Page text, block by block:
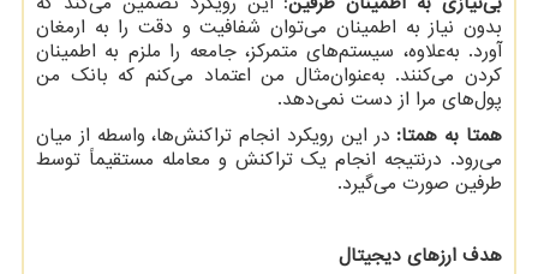
بدون نیاز به اطمینان می‌توان شفافیت و دقت را به ارمغان
آورد. به‌علاوه، سیستم‌های متمرکز، جامعه را ملزم به اطمینان
کردن می‌کنند. به‌عنوان‌مثال من اعتماد می‌کنم که بانک من
پول‌های مرا از دست نمی‌دهد.
همتا به همتا: در این رویکرد انجام تراکنش‌ها، واسطه از میان
می‌رود. درنتیجه انجام یک تراکنش و معامله مستقیماً توسط
طرفین صورت می‌گیرد.
هدف ارزهای دیجیتال